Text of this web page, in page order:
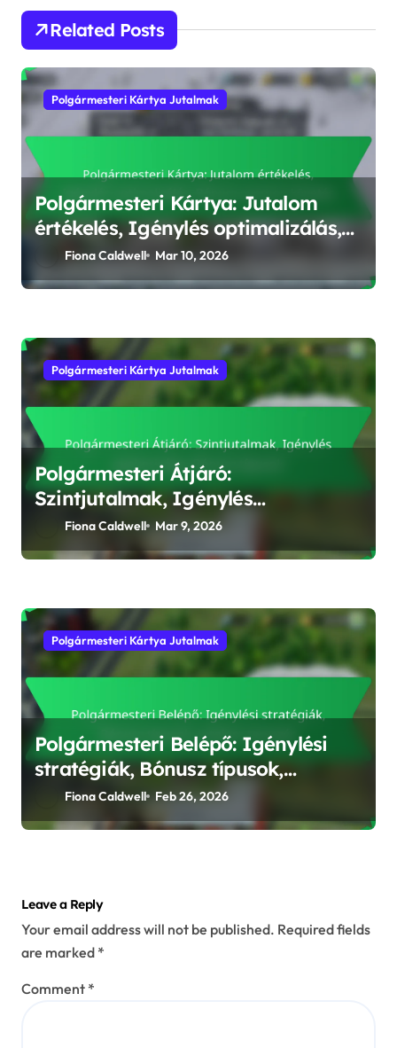
Related Posts
Polgármesteri Kártya Jutalmak
Polgármesteri Kártya: Jutalom
értékelés, Igénylés optimalizálás,
Bónusz nyomon követés
Fiona Caldwell Mar 10, 2026
Polgármesteri Kártya Jutalmak
Polgármesteri Átjáró:
Szintjutalmak, Igénylés
gyakorisága, Bónusz típusok
Fiona Caldwell Mar 9, 2026
Polgármesteri Kártya Jutalmak
Polgármesteri Belépő: Igénylési
stratégiák, Bónusz típusok,
Jutalom tervezés
Fiona Caldwell Feb 26, 2026
Leave a Reply
Your email address will not be published. Required fields
are marked *
Comment *